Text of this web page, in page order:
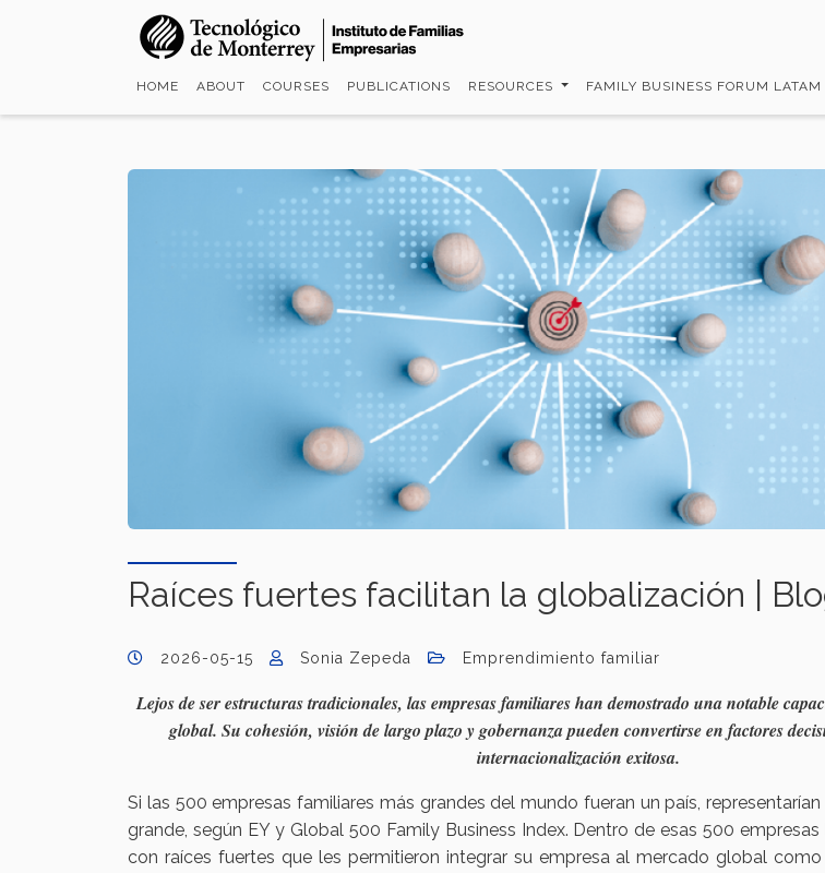
HOME ABOUT COURSES PUBLICATIONS RESOURCES FAMILY BUSINESS FORUM LATAM
Raíces fuertes facilitan la globalización |
2026-05-15 Sonia Zepeda Emprendimiento familiar
Lejos de ser estructuras tradicionales, las empresas familiares han demostrado una notable
global. Su cohesión, visión de largo plazo y gobernanza pueden convertirse en factores
internacionalización exitosa.
Si las 500 empresas familiares más grandes del mundo fueran un país,
grande, según EY y Global 500 Family Business Index. Dentro de esas 500
con raíces fuertes que les permitieron integrar su empresa al mercado global como